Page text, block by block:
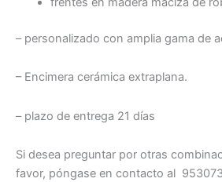
– personalizado con amplia gama de
– Encimera cerámica extraplana.
– plazo de entrega 21 días
Si desea preguntar por otras
favor, póngase en contacto al